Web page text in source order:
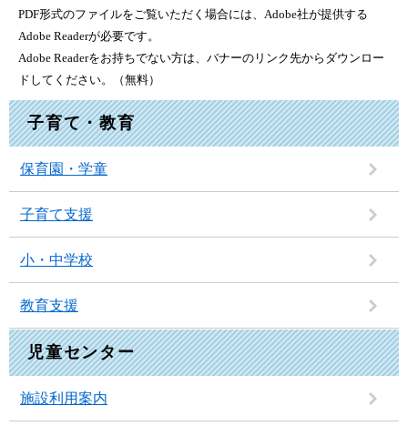
PDF形式のファイルをご覧いただく場合には、Adobe社が提供する
Adobe Readerが必要です。
Adobe Readerをお持ちでない方は、バナーのリンク先からダウンロー
ドしてください。（無料）
子育て・教育
保育園・学童
子育て支援
小・中学校
教育支援
児童センター
施設利用案内